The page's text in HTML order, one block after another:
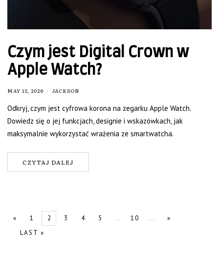
Czym jest Digital Crown w
Apple Watch?
MAY 13, 2026 JACKSON
Odkryj, czym jest cyfrowa korona na zegarku Apple Watch.
Dowiedz się o jej funkcjach, designie i wskazówkach, jak
maksymalnie wykorzystać wrażenia ze smartwatcha.
CZYTAJ DALEJ
« 1 2 3 4 5 ... 10 ...
»
LAST »